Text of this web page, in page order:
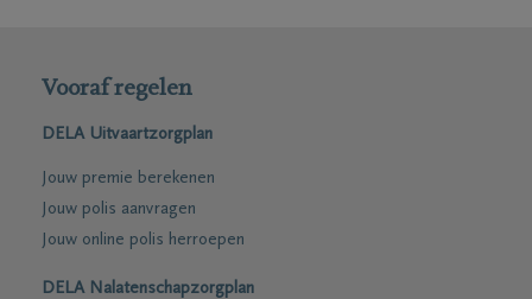
Vooraf regelen
DELA Uitvaartzorgplan
Jouw premie berekenen
Jouw polis aanvragen
Jouw online polis herroepen
DELA Nalatenschapzorgplan